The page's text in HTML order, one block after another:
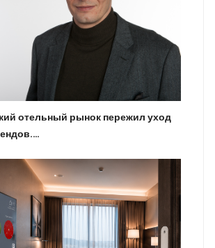
отельный рынок пережил уход